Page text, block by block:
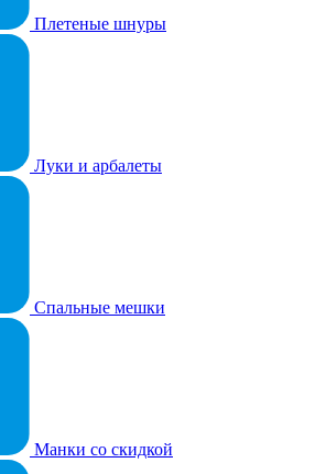
Плетеные шнуры
Луки и арбалеты
Спальные мешки
Манки со скидкой